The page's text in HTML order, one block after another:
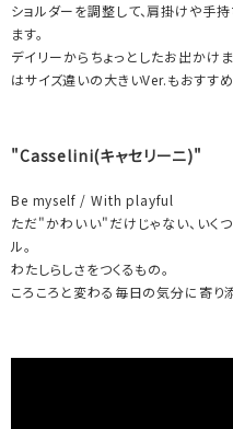
ショルダーを調整して、肩掛けや手
ます。
デイリーからちょっとしたお出かけ
はサイズ違いの大きいVer.もおすすめ
"Casselini(キャセリーニ)"
Be myself / With playful
ただ"かわいい"だけじゃない、いく
ル。
わたしらしさをつくるもの。
ころころと変わる毎日の気分に寄り